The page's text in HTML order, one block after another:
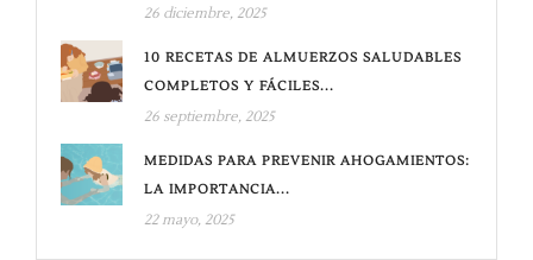
26 diciembre, 2025
10 RECETAS DE ALMUERZOS SALUDABLES
COMPLETOS Y FÁCILES...
26 septiembre, 2025
MEDIDAS PARA PREVENIR AHOGAMIENTOS:
LA IMPORTANCIA...
22 mayo, 2025